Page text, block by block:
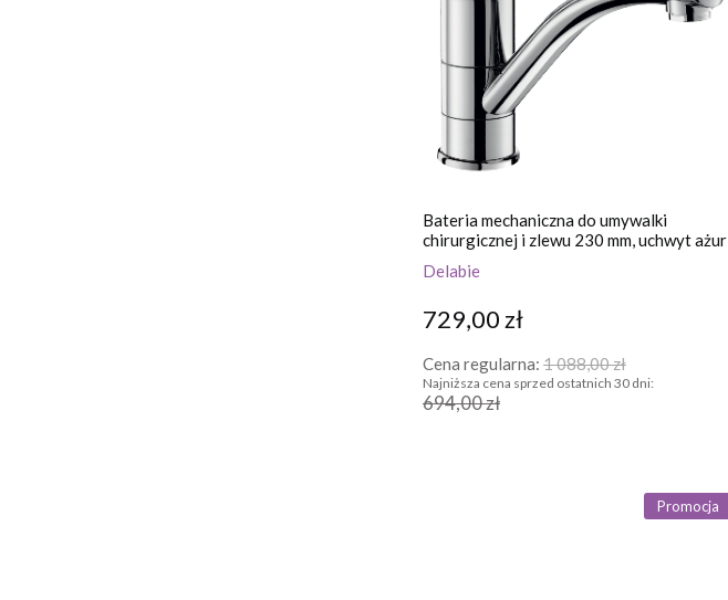
Bateria mechaniczna do umywalki
chirurgicznej i zlewu 230 mm, uchwyt ażur
Delabie
729,00 zł
Cena regularna: 1 088,00 zł
Najniższa cena sprzed ostatnich 30 dni:
694,00 zł
Promocja